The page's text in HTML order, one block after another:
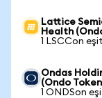
Lattice
Health
1 LSCCon
Ondas
(Ondo
1 ONDSon